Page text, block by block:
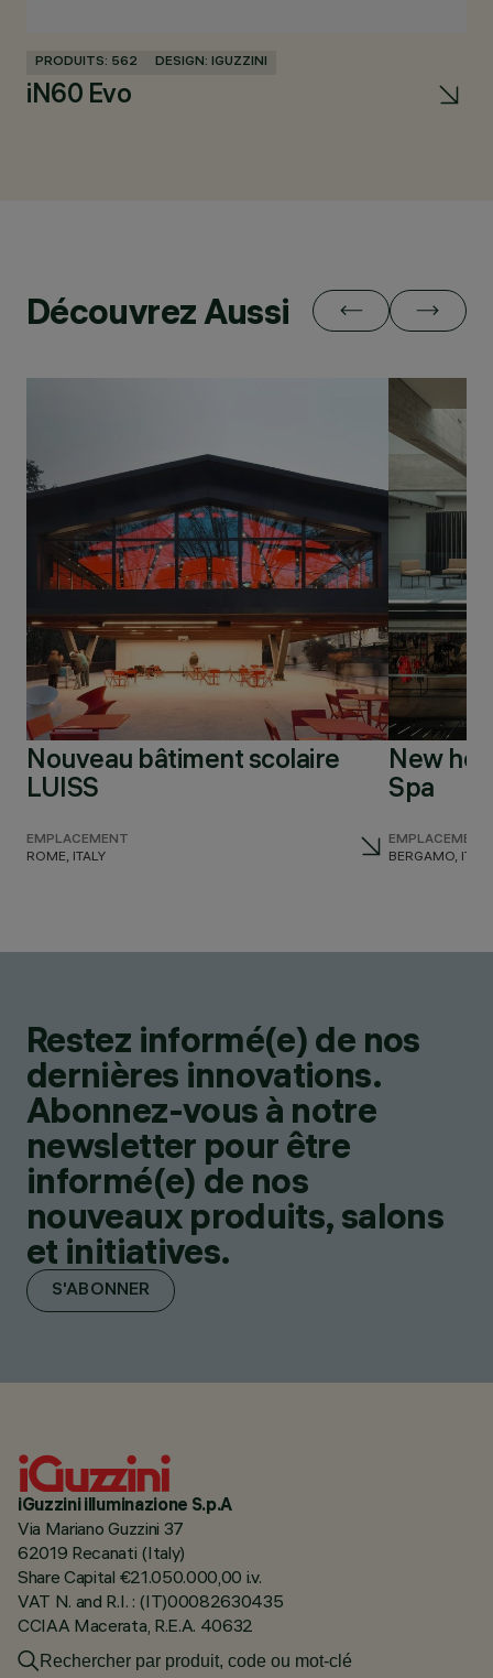
PRODUITS: 562 DESIGN: IGUZZINI
iN60 Evo
Découvrez Aussi
Nouveau bâtiment scolaire
LUISS
EMPLACEMENT
ROME, ITALY
New
Spa
EMPLACEMENT
BERGAMO, ITALY
Restez informé(e) de nos
dernières innovations.
Abonnez-vous à notre
newsletter pour être
informé(e) de nos
nouveaux produits, salons
et initiatives.
S'ABONNER
iGuzzini illuminazione S.p.A
Via Mariano Guzzini 37
62019 Recanati (Italy)
Share Capital €21.050.000,00 i.v.
VAT N. and R.I. : (IT)00082630435
CCIAA Macerata, R.E.A. 40632